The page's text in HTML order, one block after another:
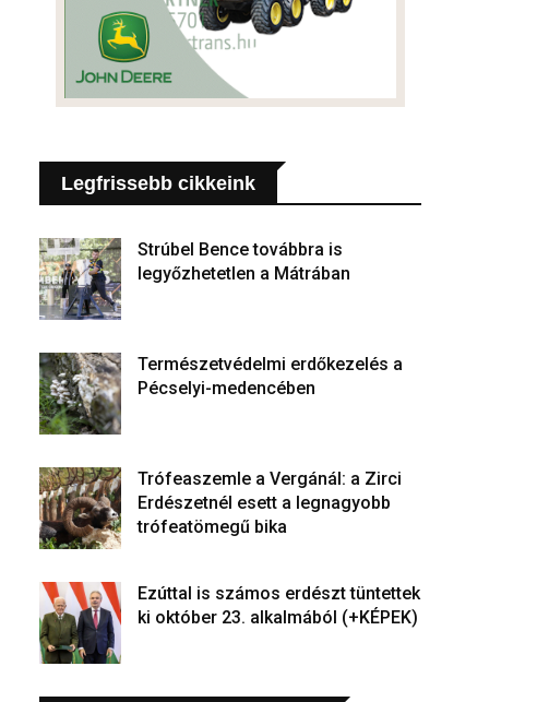
Legfrissebb cikkeink
Strúbel Bence továbbra is
legyőzhetetlen a Mátrában
Természetvédelmi erdőkezelés a
Pécselyi-medencében
Trófeaszemle a Vergánál: a Zirci
Erdészetnél esett a legnagyobb
trófeatömegű bika
Ezúttal is számos erdészt tüntettek
ki október 23. alkalmából (+KÉPEK)